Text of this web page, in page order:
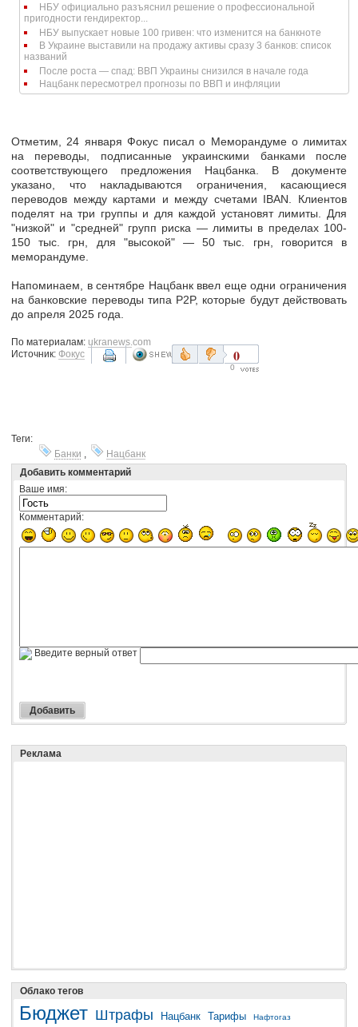
НБУ официально разъяснил решение о профессиональной
пригодности гендиректор...
НБУ выпускает новые 100 гривен: что изменится на банкноте
В Украине выставили на продажу активы сразу 3 банков: список
названий
После роста — спад: ВВП Украины снизился в начале года
Нацбанк пересмотрел прогнозы по ВВП и инфляции
Отметим, 24 января Фокус писал о Меморандуме о лимитах
на переводы, подписанные украинскими банками после
соответствующего предложения Нацбанка. В документе
указано, что накладываются ограничения, касающиеся
переводов между картами и между счетами IBAN. Клиентов
поделят на три группы и для каждой установят лимиты. Для
"низкой" и "средней" групп риска — лимиты в пределах 100-
150 тыс. грн, для "высокой" — 50 тыс. грн, говорится в
меморандуме.
Напоминаем, в сентябре Нацбанк ввел еще одни ограничения
на банковские переводы типа P2P, которые будут действовать
до апреля 2025 года.
По материалам: ukranews.com
Источник: Фокус 0
0
Теги:
Банки ,
Нацбанк
Добавить комментарий
Ваше имя:
Комментарий:
Введите верный ответ
Реклама
Облако тегов
Бюджет Штрафы Нацбанк Тарифы Нафтогаз